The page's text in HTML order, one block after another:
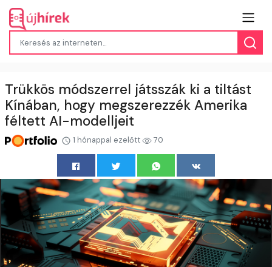
Trükkös módszerrel játsszák ki a tiltást
Kínában, hogy megszerezzék Amerika
féltett AI-modelljeit
1 hónappal ezelőtt 70